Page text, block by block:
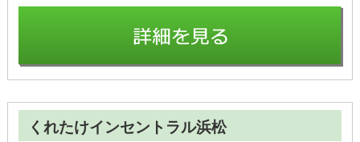
くれたけインセントラル浜松